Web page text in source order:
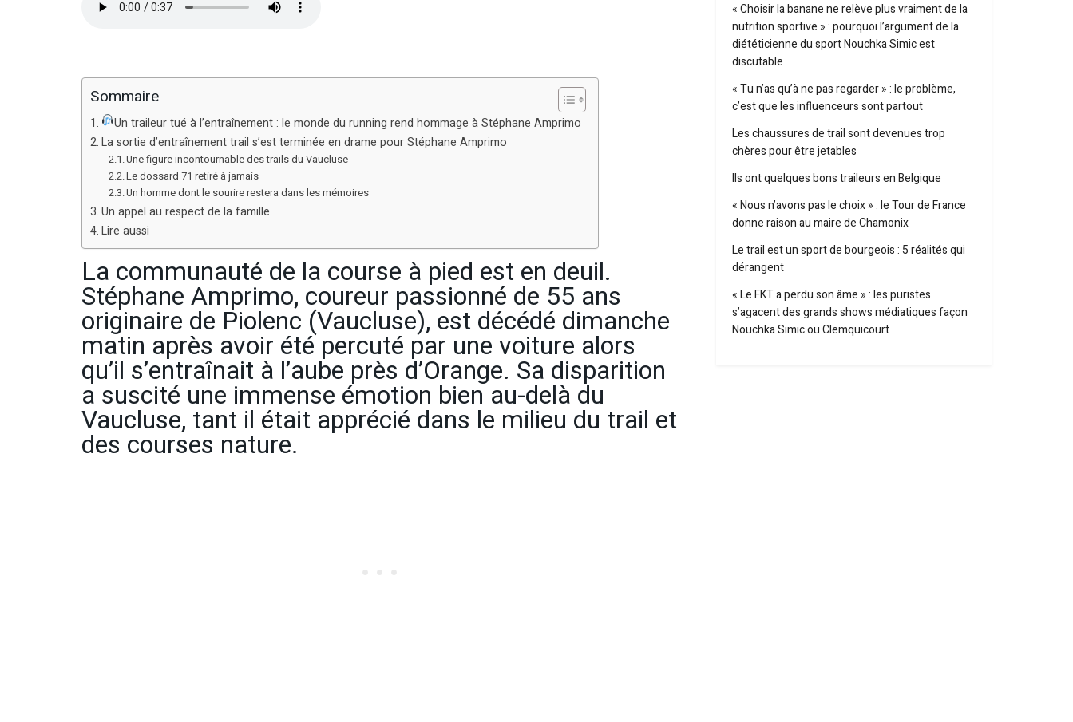
Sommaire
Un traileur tué à l’entraînement : le monde du running rend hommage à Stéphane Amprimo
La sortie d’entraînement trail s’est terminée en drame pour Stéphane Amprimo
Une figure incontournable des trails du Vaucluse
Le dossard 71 retiré à jamais
Un homme dont le sourire restera dans les mémoires
Un appel au respect de la famille
Lire aussi
La communauté de la course à pied est en deuil.
Stéphane Amprimo, coureur passionné de 55 ans
originaire de Piolenc (Vaucluse), est décédé dimanche
matin après avoir été percuté par une voiture alors
qu’il s’entraînait à l’aube près d’Orange. Sa disparition
a suscité une immense émotion bien au-delà du
Vaucluse, tant il était apprécié dans le milieu du trail et
des courses nature.
« Choisir la banane ne relève plus vraiment de la
nutrition sportive » : pourquoi l’argument de la
diététicienne du sport Nouchka Simic est
discutable
« Tu n’as qu’à ne pas regarder » : le problème,
c’est que les influenceurs sont partout
Les chaussures de trail sont devenues trop
chères pour être jetables
Ils ont quelques bons traileurs en Belgique
« Nous n’avons pas le choix » : le Tour de France
donne raison au maire de Chamonix
Le trail est un sport de bourgeois : 5 réalités qui
dérangent
« Le FKT a perdu son âme » : les puristes
s’agacent des grands shows médiatiques façon
Nouchka Simic ou Clemquicourt